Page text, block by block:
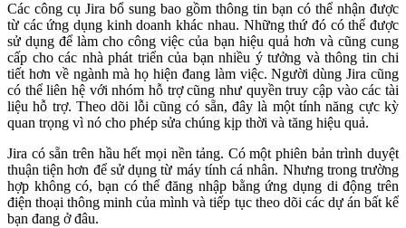
Các công cụ Jira bổ sung bao gồm thông tin bạn có thể nhận được
từ các ứng dụng kinh doanh khác nhau. Những thứ đó có thể được
sử dụng để làm cho công việc của bạn hiệu quả hơn và cũng cung
cấp cho các nhà phát triển của bạn nhiều ý tưởng và thông tin chi
tiết hơn về ngành mà họ hiện đang làm việc. Người dùng Jira cũng
có thể liên hệ với nhóm hỗ trợ cũng như quyền truy cập vào các tài
liệu hỗ trợ. Theo dõi lỗi cũng có sẵn, đây là một tính năng cực kỳ
quan trọng vì nó cho phép sửa chúng kịp thời và tăng hiệu quả.
Jira có sẵn trên hầu hết mọi nền tảng. Có một phiên bản trình duyệt
thuận tiện hơn để sử dụng từ máy tính cá nhân. Nhưng trong trường
hợp không có, bạn có thể đăng nhập bằng ứng dụng di động trên
điện thoại thông minh của mình và tiếp tục theo dõi các dự án bất kể
bạn đang ở đâu.